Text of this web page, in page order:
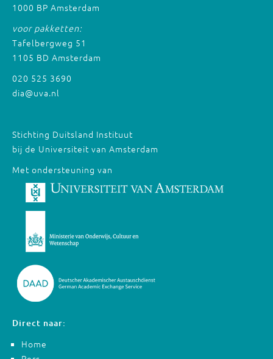
1000 BP Amsterdam
voor pakketten:
Tafelbergweg 51
1105 BD Amsterdam
020 525 3690
dia@uva.nl
Stichting Duitsland Instituut
bij de Universiteit van Amsterdam
Met ondersteuning van
Direct naar:
Home